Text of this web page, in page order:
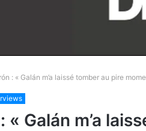
: « Galán m’a laissé tomber au pire
« Galán m’a